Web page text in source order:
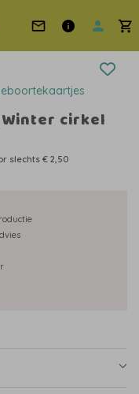
cirkel
slechts € 2,50